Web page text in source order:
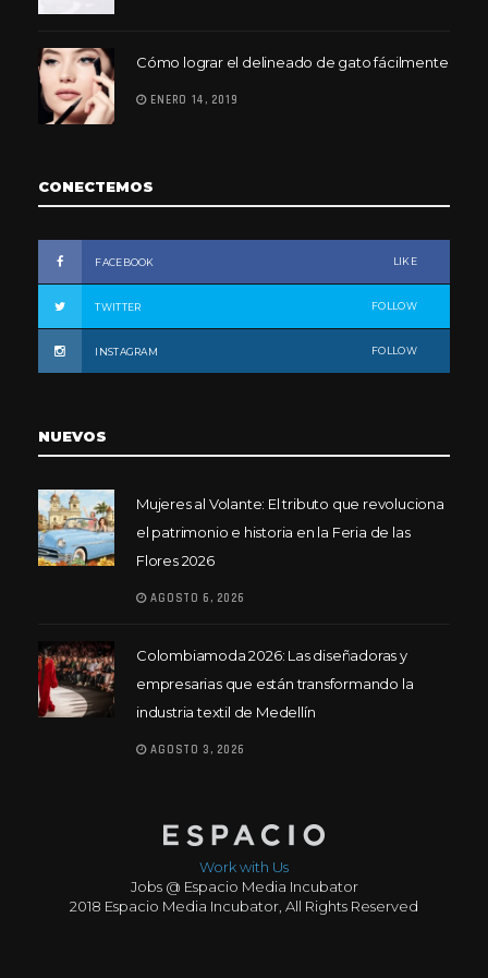
Cómo lograr el delineado de gato fácilmente
ENERO 14, 2019
CONECTEMOS
FACEBOOK LIKE
TWITTER FOLLOW
INSTAGRAM FOLLOW
NUEVOS
Mujeres al Volante: El tributo que revoluciona
el patrimonio e historia en la Feria de las
Flores 2026
AGOSTO 6, 2026
Colombiamoda 2026: Las diseñadoras y
empresarias que están transformando la
industria textil de Medellín
AGOSTO 3, 2026
Work with Us
Jobs @ Espacio Media Incubator
2018 Espacio Media Incubator, All Rights Reserved